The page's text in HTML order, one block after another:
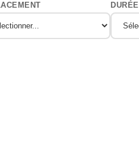
DURÉE